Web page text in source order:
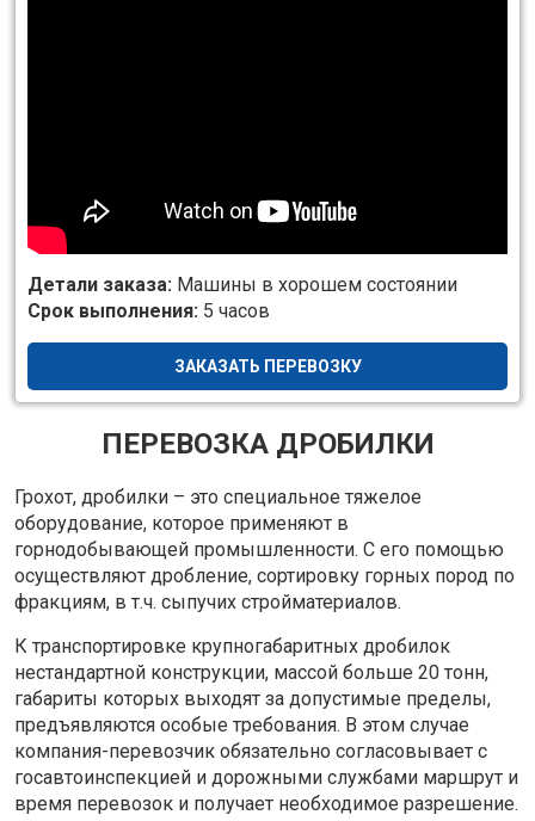
Детали заказа: Машины в хорошем состоянии
Срок выполнения: 5 часов
ЗАКАЗАТЬ ПЕРЕВОЗКУ
ПЕРЕВОЗКА ДРОБИЛКИ
Грохот, дробилки – это специальное тяжелое
оборудование, которое применяют в
горнодобывающей промышленности. С его помощью
осуществляют дробление, сортировку горных пород по
фракциям, в т.ч. сыпучих стройматериалов.
К транспортировке крупногабаритных дробилок
нестандартной конструкции, массой больше 20 тонн,
габариты которых выходят за допустимые пределы,
предъявляются особые требования. В этом случае
компания-перевозчик обязательно согласовывает с
госавтоинспекцией и дорожными службами маршрут и
время перевозок и получает необходимое разрешение.